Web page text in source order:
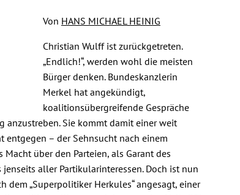
Von HANS MICHAEL HEINIG
Christian Wulff ist zurückgetreten.
„Endlich!“, werden wohl die meisten
Bürger denken. Bundeskanzlerin
Merkel hat angekündigt,
koalitionsübergreifende Gespräche
anzustreben. Sie kommt damit einer weit
entgegen – der Sehnsucht nach einem
Macht über den Parteien, als Garant des
jenseits aller Partikularinteressen. Doch ist nun
dem „Superpolitiker Herkules“ angesagt, einer